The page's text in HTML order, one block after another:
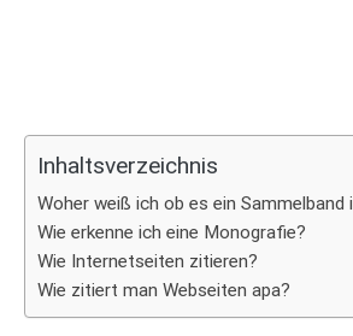
Inhaltsverzeichnis
Woher weiß ich ob es ein Sammelband
Wie erkenne ich eine Monografie?
Wie Internetseiten zitieren?
Wie zitiert man Webseiten apa?